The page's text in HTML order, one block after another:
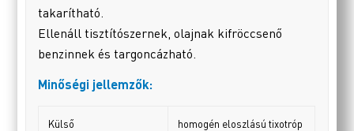
takarítható.
Ellenáll tisztítószernek, olajnak kifröccsenő
benzinnek és targoncázható.
Minőségi jellemzők:
Külső
homogén eloszlású tixotróp